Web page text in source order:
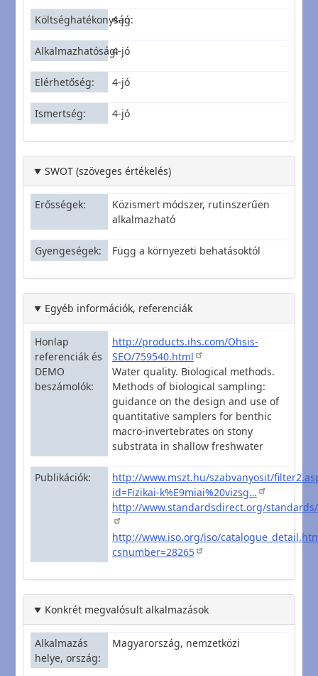
Költséghatékonyság
4-jó
Alkalmazhatóság4-jó
Elérhetőség 4-jó
Ismertség 4-jó
SWOT (szöveges értékelés)
Erősségek
Közismert módszer, rutinszerűen
alkalmazható
Gyengeségek Függ a környezeti behatásoktól
Egyéb információk, referenciák
Honlap
referenciák és
DEMO
beszámolók
http://products.ihs.com/Ohsis-
SEO/759540.html
Water quality. Biological methods.
Methods of biological sampling:
guidance on the design and use of
quantitative samplers for benthic
macro-invertebrates on stony
substrata in shallow freshwater
Publikációk
http://www.mszt.hu/szabvanyosit/
id=Fizikai-k%E9miai%20vizsg…
http://www.standardsdirect.org/
http://www.iso.org/iso/
csnumber=28265
Konkrét megvalósult alkalmazások
Alkalmazás
helye, ország
Magyarország, nemzetközi